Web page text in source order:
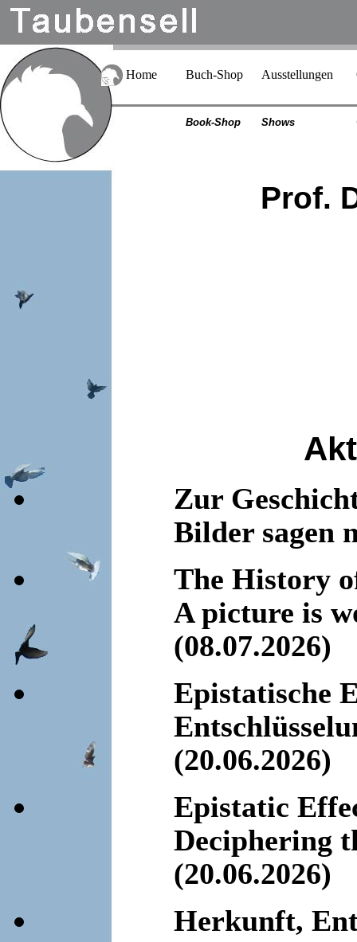
Home Buch-Shop Ausstellungen
Book-Shop Shows
Prof.
Zur
Bilder sagen
The History
A picture is
(08.07.2026)
Epistatische
(20.06.2026)
Epistatic
Deciphering
(20.06.2026)
Herkunft,